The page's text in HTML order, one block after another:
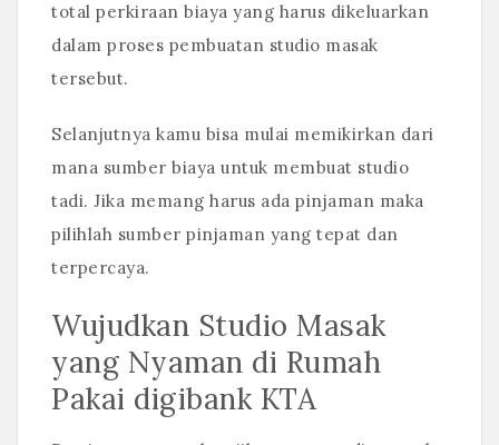
total perkiraan biaya yang harus dikeluarkan
dalam proses pembuatan studio masak
tersebut.
Selanjutnya kamu bisa mulai memikirkan dari
mana sumber biaya untuk membuat studio
tadi. Jika memang harus ada pinjaman maka
pilihlah sumber pinjaman yang tepat dan
terpercaya.
Wujudkan Studio Masak
yang Nyaman di Rumah
Pakai digibank KTA